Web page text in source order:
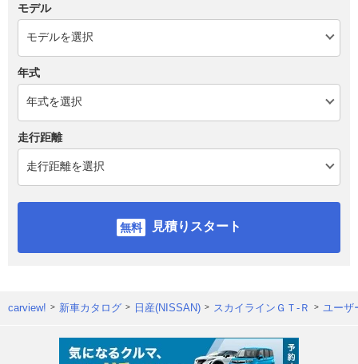
モデル
年式
走行距離
見積りスタート
carview! 新車カタログ 日産(NISSAN) スカイラインＧＴ‐Ｒ ユーザ